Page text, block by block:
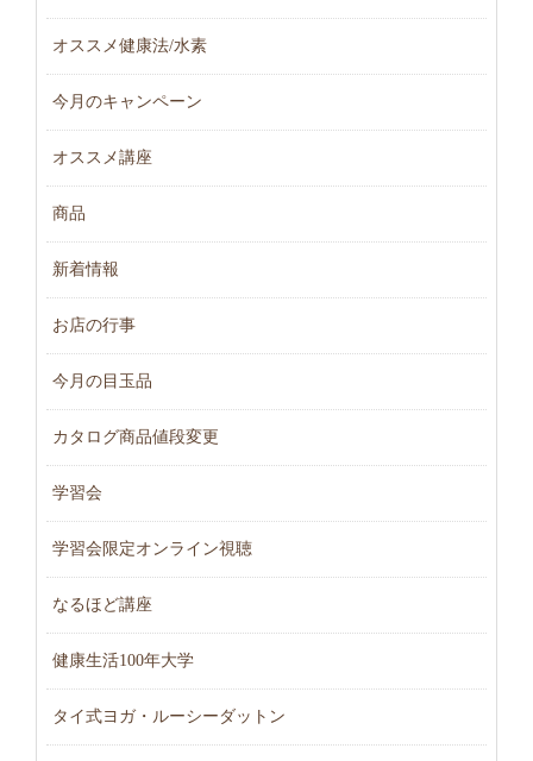
オススメ健康法/水素
今月のキャンペーン
オススメ講座
商品
新着情報
お店の行事
今月の目玉品
カタログ商品値段変更
学習会
学習会限定オンライン視聴
なるほど講座
健康生活100年大学
タイ式ヨガ・ルーシーダットン